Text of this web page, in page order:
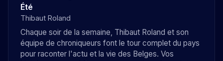
Été
Thibaut Roland
Chaque soir de la semaine, Thibaut Roland et son
équipe de chroniqueurs font le tour complet du pays
pour raconter l'actu et la vie des Belges. Vos